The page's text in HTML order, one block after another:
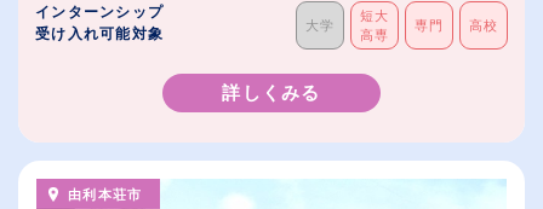
インターンシップ
受け入れ可能対象
大学
短大
高専
専門 高校
詳しくみる
由利本荘市